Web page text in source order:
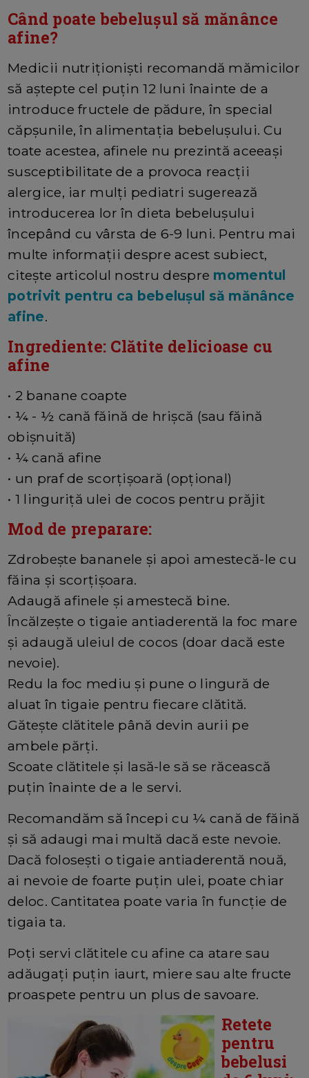
Când poate bebelușul să mănânce
afine?
Medicii nutriționiști recomandă mămicilor
să aștepte cel puțin 12 luni înainte de a
introduce fructele de pădure, în special
căpșunile, în alimentația bebelușului. Cu
toate acestea, afinele nu prezintă aceeași
susceptibilitate de a provoca reacții
alergice, iar mulți pediatri sugerează
introducerea lor în dieta bebelușului
începând cu vârsta de 6-9 luni. Pentru mai
multe informații despre acest subiect,
citește articolul nostru despre momentul
potrivit pentru ca bebelușul să mănânce
afine.
Ingrediente: Clătite delicioase cu
afine
• 2 banane coapte
• ¼ - ½ cană făină de hrișcă (sau făină
obișnuită)
• ¼ cană afine
• un praf de scorțișoară (opțional)
• 1 linguriță ulei de cocos pentru prăjit
Mod de preparare:
Zdrobește bananele și apoi amestecă-le cu
făina și scorțișoara.
Adaugă afinele și amestecă bine.
Încălzește o tigaie antiaderentă la foc mare
și adaugă uleiul de cocos (doar dacă este
nevoie).
Redu la foc mediu și pune o lingură de
aluat în tigaie pentru fiecare clătită.
Gătește clătitele până devin aurii pe
ambele părți.
Scoate clătitele și lasă-le să se răcească
puțin înainte de a le servi.
Recomandăm să începi cu ¼ cană de făină
și să adaugi mai multă dacă este nevoie.
Dacă folosești o tigaie antiaderentă nouă,
ai nevoie de foarte puțin ulei, poate chiar
deloc. Cantitatea poate varia în funcție de
tigaia ta.
Poți servi clătitele cu afine ca atare sau
adăugați puțin iaurt, miere sau alte fructe
proaspete pentru un plus de savoare.
Retete
pentru
bebelusi